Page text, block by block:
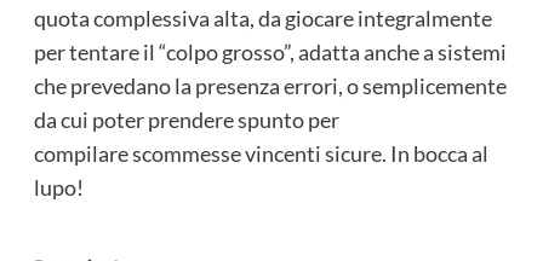
quota complessiva alta, da giocare integralmente
per tentare il “colpo grosso”, adatta anche a sistemi
che prevedano la presenza errori, o semplicemente
da cui poter prendere spunto per
compilare scommesse vincenti sicure. In bocca al
lupo!